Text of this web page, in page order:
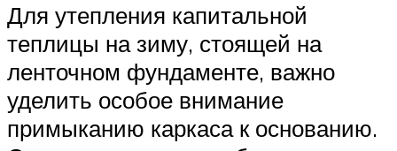
Для утепления капитальной
теплицы на зиму, стоящей на
ленточном фундаменте, важно
уделить особое внимание
примыканию каркаса к основанию.